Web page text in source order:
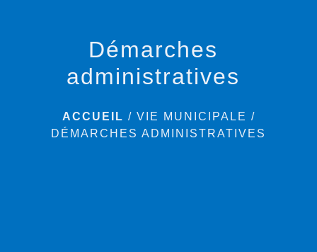
Démarches
administratives
ACCUEIL / VIE MUNICIPALE /
DÉMARCHES ADMINISTRATIVES